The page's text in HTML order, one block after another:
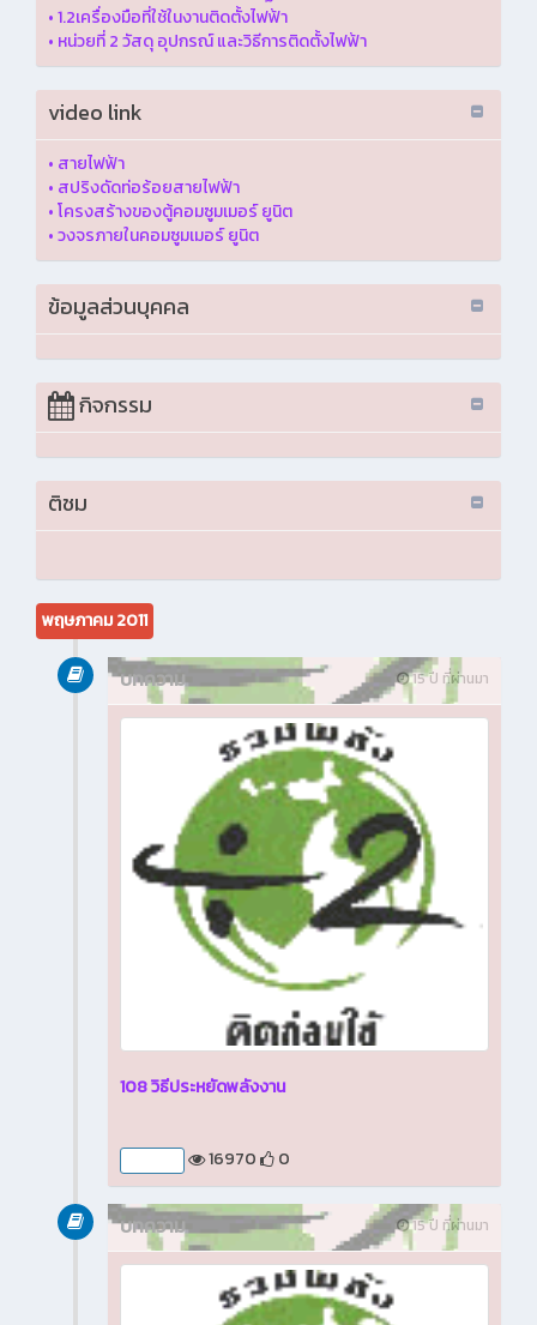
•1.2เครื่องมือที่ใช้ในงานติดตั้งไฟฟ้า
• หน่วยที่ 2 วัสดุ อุปกรณ์ และวิธีการติดตั้งไฟฟ้า
video link
• สายไฟฟ้า
• สปริงดัดท่อร้อยสายไฟฟ้า
•โครงสร้างของตู้คอมซูมเมอร์ ยูนิต
•วงจรภายในคอมซูมเมอร์ ยูนิต
ข้อมูลส่วนบุคคล
กิจกรรม
ติชม
พฤษภาคม 2011
15 ปี ที่ผ่านมา
บทความ
108 วิธีประหยัดพลังงาน
16970 0
15 ปี ที่ผ่านมา
บทความ